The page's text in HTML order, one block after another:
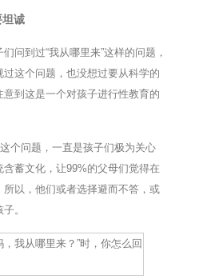
坦诚
问到过“我从哪里来”这样的问题，
这个问题，也没想过要从科学的
到这是一个对孩子进行性教育的
个问题，一直是孩子们极为关心
蓄文化，让99%的父母们觉得在
所以，他们或者选择避而不答，或
。